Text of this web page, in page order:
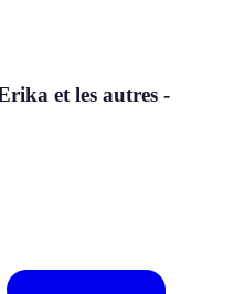
et les autres -